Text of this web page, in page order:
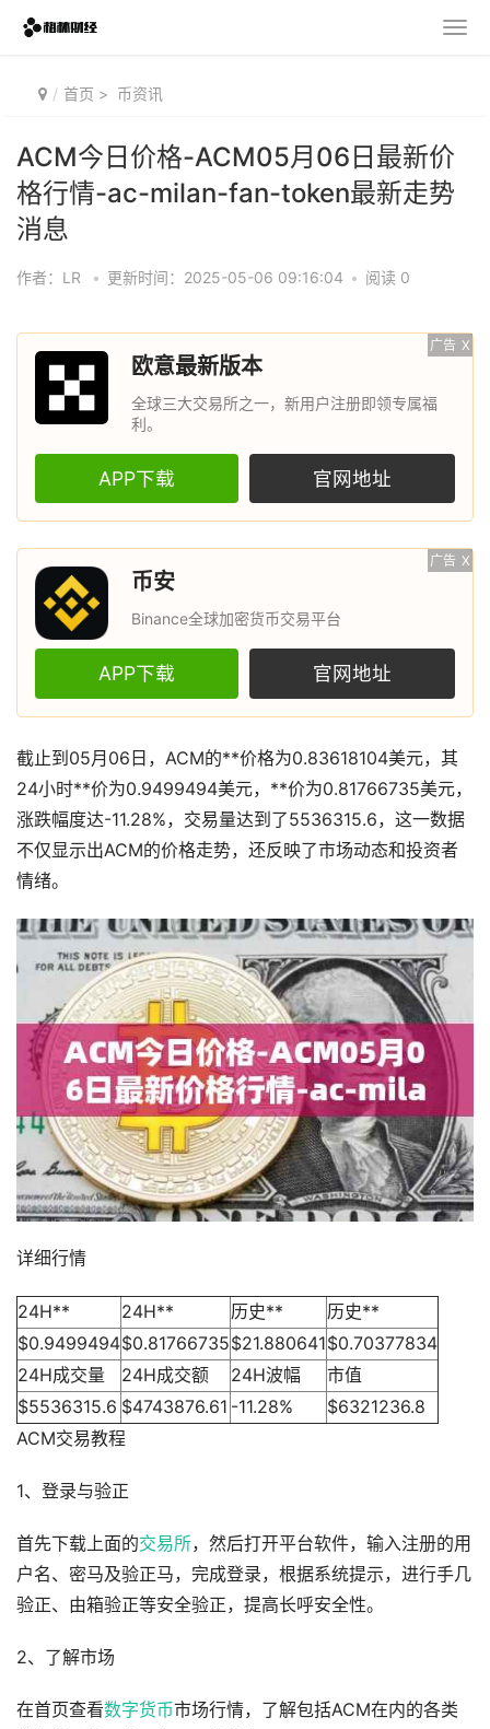
首页 > 币资讯
ACM今日价格-ACM05月06日最新价
格行情-ac-milan-fan-token最新走势
消息
作者：LR • 更新时间：2025-05-06 09:16:04 • 阅读 0
广告 X
欧意最新版本
全球三大交易所之一，新用户注册即领专属福
利。
APP下载 官网地址
广告 X
币安
Binance全球加密货币交易平台
APP下载 官网地址
截止到05月06日，ACM的**价格为0.83618104美元，其
24小时**价为0.9499494美元，**价为0.81766735美元，
涨跌幅度达-11.28%，交易量达到了5536315.6，这一数据
不仅显示出ACM的价格走势，还反映了市场动态和投资者
情绪。
详细行情
24H** 24H** 历史**
历史**
$0.9499494$0.81766735$21.880641$0.70377834
24H成交量
24H成交额 24H波幅
市值
$5536315.6 $4743876.61 -11.28%
$6321236.8
ACM交易教程
1、登录与验正
首先下载上面的交易所，然后打开平台软件，输入注册的用
户名、密马及验正马，完成登录，根据系统提示，进行手几
验正、由箱验正等安全验正，提高长呼安全性。
2、了解市场
在首页查看数字货币市场行情，了解包括ACM在内的各类